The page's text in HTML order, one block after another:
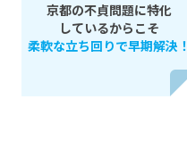
京都の不貞問題に特化
しているからこそ
柔軟な立ち回りで早期解決！